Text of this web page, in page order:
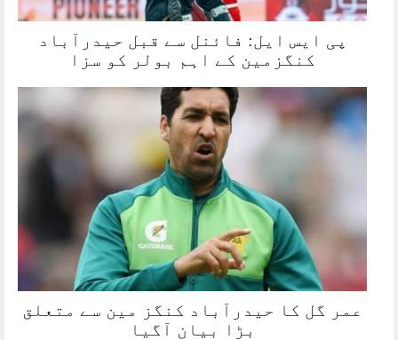
پی ایس ایل: فائنل سے قبل حیدرآباد
کنگزمین کے اہم بولر کو سزا
عمر گل کا حیدرآباد کنگز مین سے متعلق
بڑا بیان آگیا